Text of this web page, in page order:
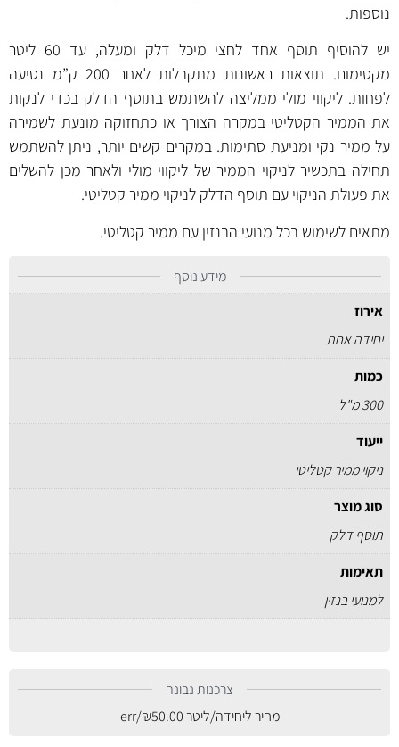
נוספות.
יש להוסיף תוסף אחד לחצי מיכל דלק ומעלה, עד 60 ליטר
מקסימום. תוצאות ראשונות מתקבלות לאחר 200 ק”מ נסיעה
לפחות. ליקווי מולי ממליצה להשתמש בתוסף הדלק בכדי לנקות
את הממיר הקטליטי במקרה הצורך או כתחזוקה מונעת לשמירה
על ממיר נקי ומניעת סתימות. במקרים קשים יותר, ניתן להשתמש
תחילה בתכשיר לניקוי הממיר של ליקווי מולי ולאחר מכן להשלים
את פעולת הניקוי עם תוסף הדלק לניקוי ממיר קטליטי.
מתאים לשימוש בכל מנועי הבנזין עם ממיר קטליטי.
מידע נוסף
אירוז
יחידה אחת
כמות
300 מ"ל
ייעוד
ניקוי ממיר קטליטי
סוג מוצר
תוסף דלק
תאימות
למנועי בנזין
צרכנות נבונה
מחיר ליחידה/ליטר
₪50.00
/err